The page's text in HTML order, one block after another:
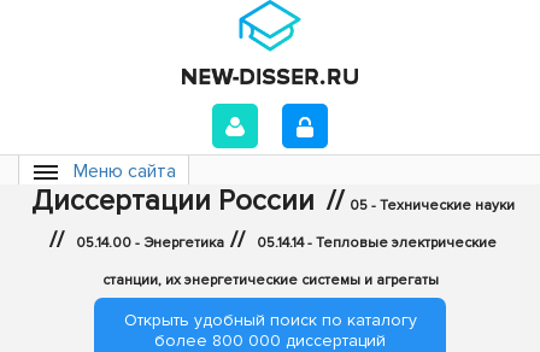
Меню сайта
Диссертации России // 05 - Технические науки
// 05.14.00 - Энергетика // 05.14.14 - Тепловые электрические
станции, их энергетические системы и агрегаты
Открыть удобный поиск по каталогу
более 800 000 диссертаций